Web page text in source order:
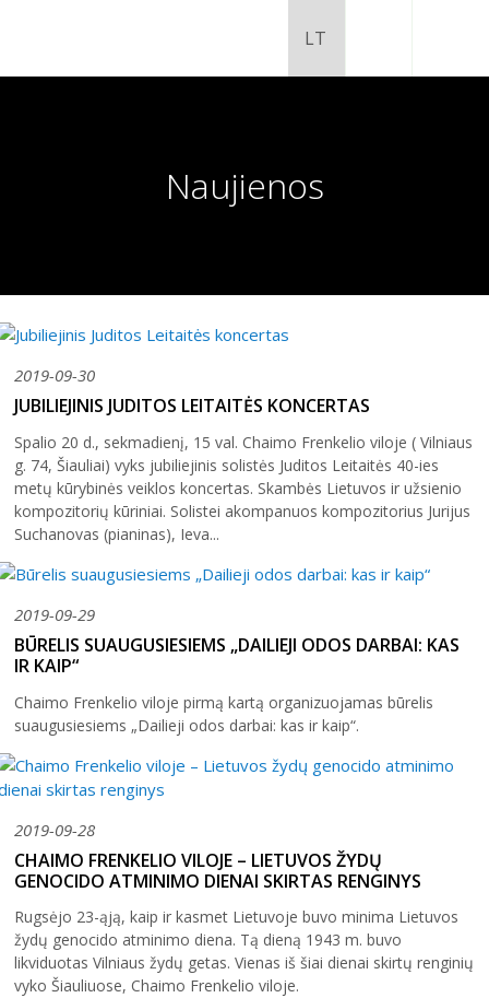
Chaimo Frenkelio vila-muziejus
Venclauskių namai-muziejus
Šiaulių istorijos muziejus
Fotografijos muziejus
Dviračių muziejus
Radijo ir televizijos muziejus
Poeto Jovaro namas-muziejus
Šiaulių istorijos muziejaus ekspozicija
Fotografijos muziejaus ekspozicija
Venclauskių namų-muziejaus ekspozicija
Šiuo metu veikiančios parodos
Kilnojamos parodos
Virtualiosios parodos
Virtualios galerijos
Suaugusiesiems
Kultūros pasas
Integruotos muziejinės pamokos
Rugpjūtis 2026
1 2
3 4 5 6 7 8 9
1718192021 2223
25 27
31
Naujienos
2019-09-30
JUBILIEJINIS JUDITOS LEITAITĖS KONCERTAS
Spalio 20 d., sekmadienį, 15 val. Chaimo Frenkelio viloje ( Vilniaus
g. 74, Šiauliai) vyks jubiliejinis solistės Juditos Leitaitės 40-ies
metų kūrybinės veiklos koncertas. Skambės Lietuvos ir užsienio
kompozitorių kūriniai. Solistei akompanuos kompozitorius Jurijus
Suchanovas (pianinas), Ieva...
2019-09-29
BŪRELIS SUAUGUSIESIEMS „DAILIEJI ODOS DARBAI: KAS
IR KAIP“
Chaimo Frenkelio viloje pirmą kartą organizuojamas būrelis
suaugusiesiems „Dailieji odos darbai: kas ir kaip“.
2019-09-28
CHAIMO FRENKELIO VILOJE – LIETUVOS ŽYDŲ
GENOCIDO ATMINIMO DIENAI SKIRTAS RENGINYS
Rugsėjo 23-ąją, kaip ir kasmet Lietuvoje buvo minima Lietuvos
žydų genocido atminimo diena. Tą dieną 1943 m. buvo
likviduotas Vilniaus žydų getas. Vienas iš šiai dienai skirtų renginių
vyko Šiauliuose, Chaimo Frenkelio viloje.